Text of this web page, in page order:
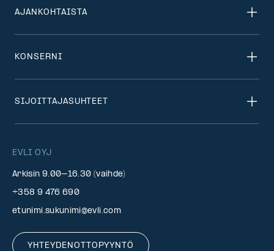
EVLI OYJ
Arkisin 9.00–16.30 (vaihde)
+358 9 476 690
etunimi.sukunimi@evli.com
YHTEYDENOTTOPYYNTÖ
AJANKOHTAISTA
KONSERNI
SIJOITTAJASUHTEET